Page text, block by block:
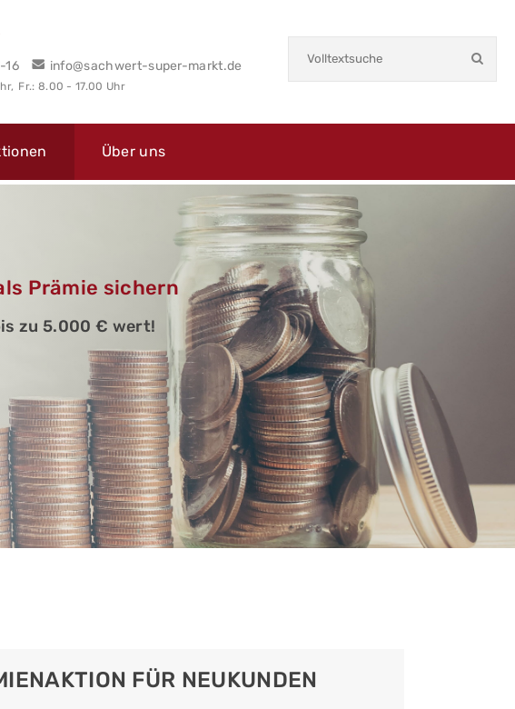
16 info@sachwert-super-markt.de
Fr.: 8.00 - 17.00 Uhr
Über uns
Prämie sichern
zu 5.000 € wert!
FÜR NEUKUNDEN